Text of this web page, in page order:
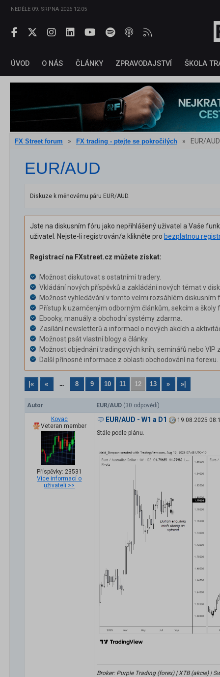
NEDĚLE 09. SRPNA 2026 12:05
ÚVOD O NÁS ČLÁNKY ZPRAVODAJSTVÍ ŠKOLA
FX Street forum » FX trading - ptejte se pokročilých » EUR/AUD
EUR/AUD
Diskuze k měnovému páru EUR/AUD.
Jste na diskusním fóru jako nepřihlášený uživatel a Vaše
uživatel. Nejste-li registrován/a klikněte pro bezplatnou
Registrací na FXstreet.cz můžete získat:
Možnost diskutovat s ostatními tradery.
Vkládání nových příspěvků a zakládání nových témat v
Možnost vyhledávání v tomto velmi rozsáhlém diskusním
Přístup k uzamčeným odborným článkům, sekcím a školy
Ebooky, manuály a obchodní systémy zdarma.
Zasílání newsletterů a informací o nových akcích a
Možnost psát vlastní blogy a články.
Možnost objednání tradingových knih, seminářů nebo VIP
Další přínosné informace z oblasti obchodování na forexu.
|« « ... 8 9 10 11 12 13 » »|
Autor EUR/AUD (30 odpovědí)
Kovac
Veteran member
Příspěvky: 23531
Více informací o
uživateli >>
EUR/AUD - W1 a D1
19.08.2025
Stále podle plánu.
Broker: Purple Trading (forex) | XTB (akcie) |